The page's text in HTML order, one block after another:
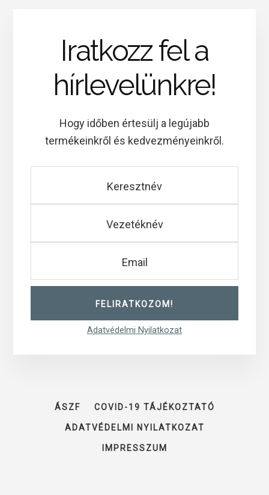
Iratkozz fel a
hírlevelünkre!
Hogy időben értesülj a legújabb
termékeinkről és kedvezményeinkről.
Adatvédelmi Nyilatkozat
ÁSZF COVID-19 TÁJÉKOZTATÓ
ADATVÉDELMI NYILATKOZAT
IMPRESSZUM